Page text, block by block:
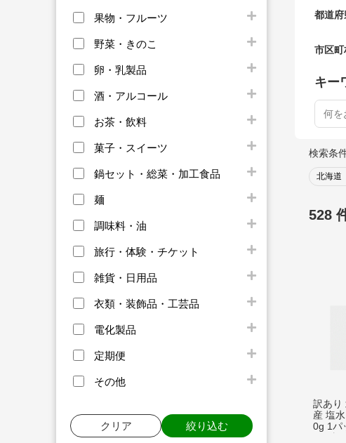
果物・フルーツ
野菜・きのこ
卵・乳製品
酒・アルコール
お茶・飲料
菓子・スイーツ
鍋セット・総菜・加工食品
麺
調味料・油
旅行・体験・チケット
雑貨・日用品
衣類・装飾品・工芸品
電化製品
定期便
その他
クリア 絞り込む
都道府
市区町
キー
検索条
北海道
528
訳あり
産 塩
0g 1パ